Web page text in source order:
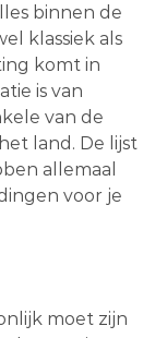
binnen de
klassiek als
komt in
is van
van de
land. De lijst
allemaal
voor je
moet zijn